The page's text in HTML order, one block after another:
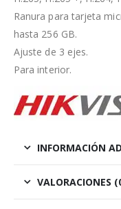
Ranura para tarjeta
hasta 256 GB.
Ajuste de 3 ejes.
Para interior.
INFORMACIÓN
VALORACIONES